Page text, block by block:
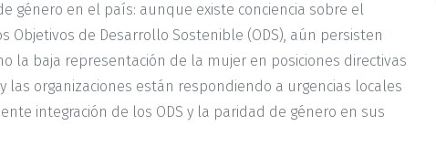
género en el país: aunque existe conciencia sobre el
Objetivos de Desarrollo Sostenible (ODS), aún persisten
la baja representación de la mujer en posiciones directivas
las organizaciones están respondiendo a urgencias locales
integración de los ODS y la paridad de género en sus